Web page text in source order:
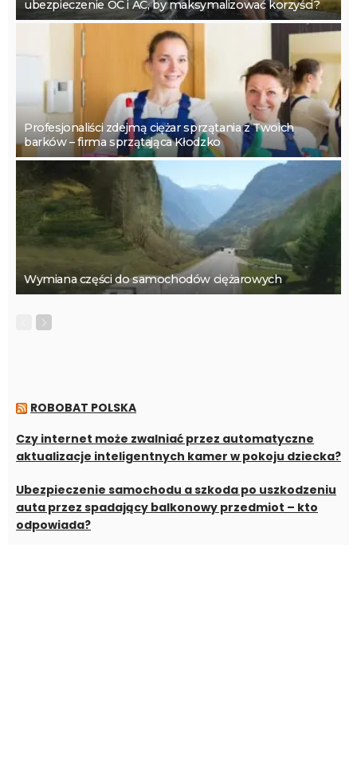
ubezpieczenie OC i AC, by maksymalizować korzyści?
Profesjonaliści zdejmą ciężar sprzątania z Twoich
barków – firma sprzątająca Kłodzko
Wymiana części do samochodów ciężarowych
ROBOBAT POLSKA
Czy internet może zwalniać przez automatyczne
aktualizacje inteligentnych kamer w pokoju dziecka?
Ubezpieczenie samochodu a szkoda po uszkodzeniu
auta przez spadający balkonowy przedmiot – kto
odpowiada?